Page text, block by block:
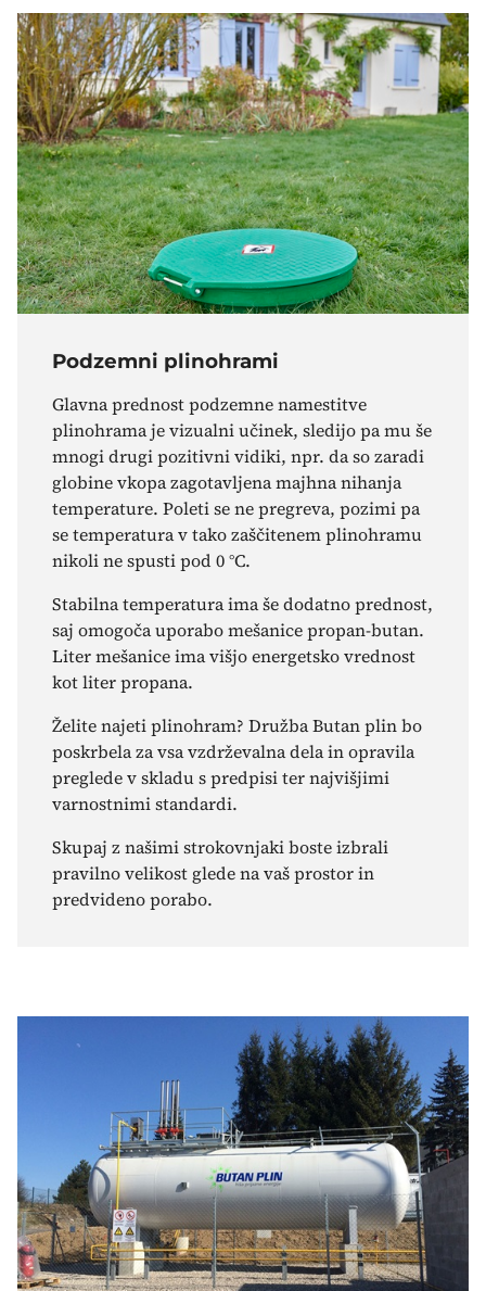
Podzemni plinohrami
Glavna prednost podzemne namestitve
plinohrama je vizualni učinek, sledijo pa mu še
mnogi drugi pozitivni vidiki, npr. da so zaradi
globine vkopa zagotavljena majhna nihanja
temperature. Poleti se ne pregreva, pozimi pa
se temperatura v tako zaščitenem plinohramu
nikoli ne spusti pod 0 °C.
Stabilna temperatura ima še dodatno prednost,
saj omogoča uporabo mešanice propan-butan.
Liter mešanice ima višjo energetsko vrednost
kot liter propana.
Želite najeti plinohram? Družba Butan plin bo
poskrbela za vsa vzdrževalna dela in opravila
preglede v skladu s predpisi ter najvišjimi
varnostnimi standardi.
Skupaj z našimi strokovnjaki boste izbrali
pravilno velikost glede na vaš prostor in
predvideno porabo.